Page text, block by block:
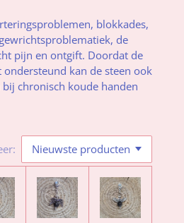
blokkades,
de
pijn en ontgift. Doordat de
kan de steen ook
chronisch koude handen